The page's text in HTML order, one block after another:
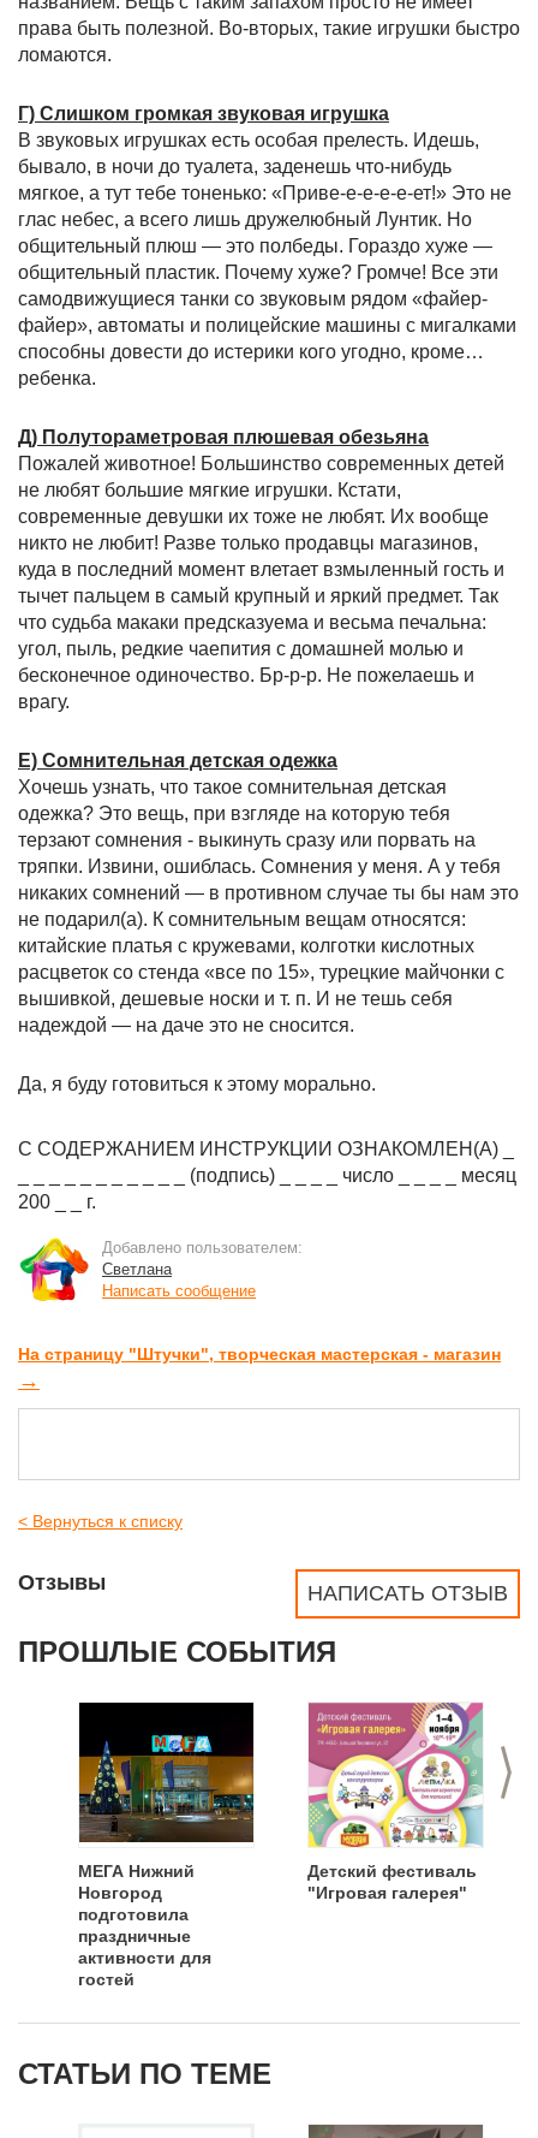
права быть полезной. Во-вторых, такие игрушки быстро
ломаются.
Г) Слишком громкая звуковая игрушка
В звуковых игрушках есть особая прелесть. Идешь,
бывало, в ночи до туалета, заденешь что-нибудь
мягкое, а тут тебе тоненько: «Приве-е-е-е-е-ет!» Это не
глас небес, а всего лишь дружелюбный Лунтик. Но
общительный плюш — это полбеды. Гораздо хуже —
общительный пластик. Почему хуже? Громче! Все эти
самодвижущиеся танки со звуковым рядом «файер-
файер», автоматы и полицейские машины с мигалками
способны довести до истерики кого угодно, кроме…
ребенка.
Д) Полутораметровая плюшевая обезьяна
Пожалей животное! Большинство современных детей
не любят большие мягкие игрушки. Кстати,
современные девушки их тоже не любят. Их вообще
никто не любит! Разве только продавцы магазинов,
куда в последний момент влетает взмыленный гость и
тычет пальцем в самый крупный и яркий предмет. Так
что судьба макаки предсказуема и весьма печальна:
угол, пыль, редкие чаепития с домашней молью и
бесконечное одиночество. Бр-р-р. Не пожелаешь и
врагу.
Е) Сомнительная детская одежка
Хочешь узнать, что такое сомнительная детская
одежка? Это вещь, при взгляде на которую тебя
терзают сомнения - выкинуть сразу или порвать на
тряпки. Извини, ошиблась. Сомнения у меня. А у тебя
никаких сомнений — в противном случае ты бы нам это
не подарил(а). К сомнительным вещам относятся:
китайские платья с кружевами, колготки кислотных
расцветок со стенда «все по 15», турецкие майчонки с
вышивкой, дешевые носки и т. п. И не тешь себя
надеждой — на даче это не сносится.
Да, я буду готовиться к этому морально.
С СОДЕРЖАНИЕМ ИНСТРУКЦИИ ОЗНАКОМЛЕН(А) _
_ _ _ _ _ _ _ _ _ _ _ (подпись) _ _ _ _ число _ _ _ _ месяц
200 _ _ г.
Добавлено пользователем:
Светлана
Написать сообщение
На страницу "Штучки", творческая мастерская - магазин
→
< Вернуться к списку
НАПИСАТЬ ОТЗЫВ
Отзывы
ПРОШЛЫЕ СОБЫТИЯ
>
МЕГА Нижний
Новгород
подготовила
праздничные
активности для
гостей
Детский фестиваль
"Игровая галерея"
СТАТЬИ ПО ТЕМЕ